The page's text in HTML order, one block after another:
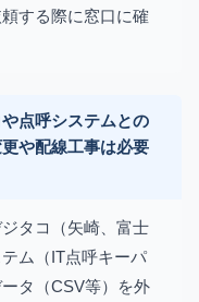
する際に窓口に確
点呼システムとの
や配線工事は必要
タコ（矢崎、富士
ム（IT点呼キーパ
タ（CSV等）を外